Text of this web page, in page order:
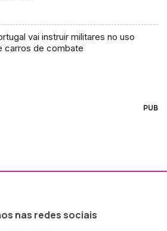
vai instruir militares no uso
carros de combate
PUB
nas redes sociais